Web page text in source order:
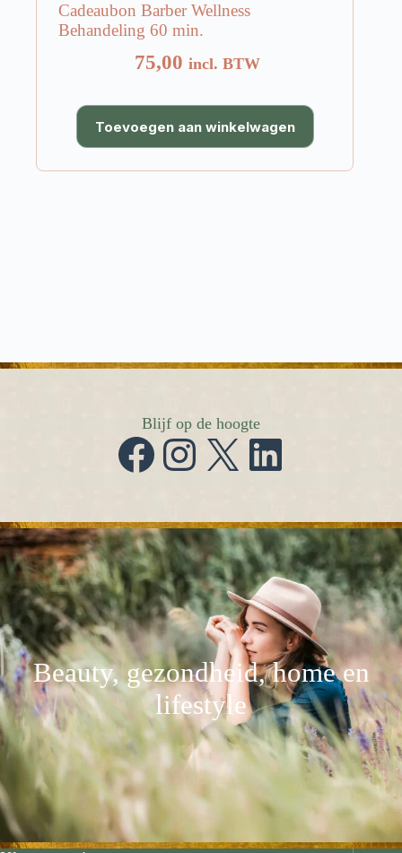
Cadeaubon Barber Wellness
Behandeling 60 min.
75,00 incl. BTW
Toevoegen aan winkelwagen
Blijf op de hoogte
Facebook
Instagram
X LinkedIn
Beauty, gezondheid, home en
lifestyle